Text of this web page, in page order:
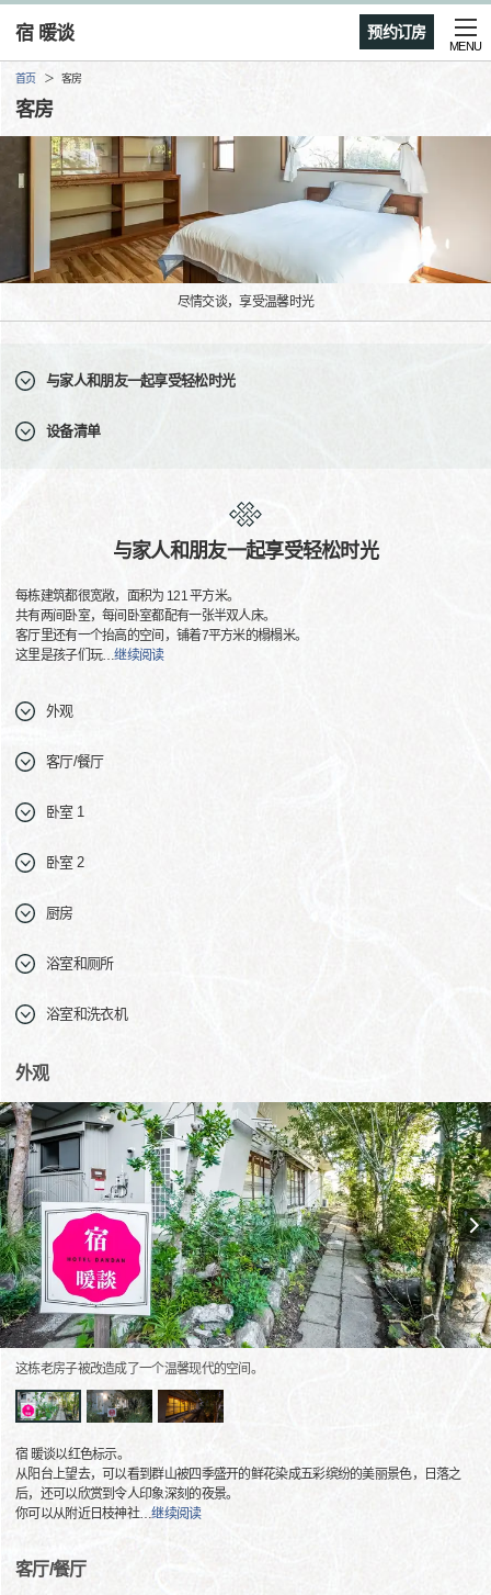
预约订房
宿 暖谈
MENU
首页 客房
客房
尽情交谈，享受温馨时光
与家人和朋友一起享受轻松时光
设备清单
与家人和朋友一起享受轻松时光
每栋建筑都很宽敞，面积为 121 平方米。
共有两间卧室，每间卧室都配有一张半双人床。
客厅里还有一个抬高的空间，铺着7平方米的榻榻米。
这里是孩子们玩…继续阅读
外观
客厅/餐厅
卧室 1
卧室 2
厨房
浴室和厕所
浴室和洗衣机
外观
这栋老房子被改造成了一个温馨现代的空间。
宿 暖谈以红色标示。
从阳台上望去，可以看到群山被四季盛开的鲜花染成五彩缤纷的美丽景色，日落之
后，还可以欣赏到令人印象深刻的夜景。
你可以从附近日枝神社…继续阅读
客厅/餐厅